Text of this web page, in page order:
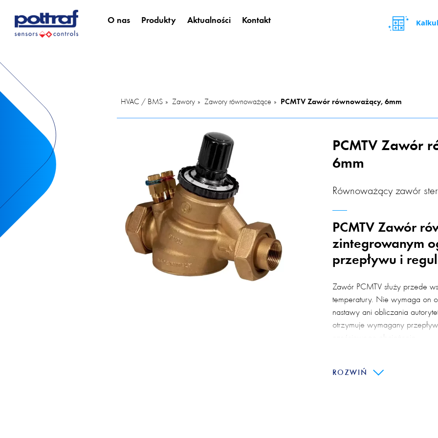
O nas Produkty Aktualności Kontakt
HVAC / BMS Zawory Zawory równoważące PCMTV Zawór równoważący, 6mm
PCMTV Zawór
6mm
Równoważący zawór
PCMTV Zawór
zintegrowanym
przepływu i
Zawór PCMTV służy przede
temperatury. Nie wymaga on
nastawy ani obliczania
otrzymuje wymagany
częściowego obciążenia.
montaż w małych
ROZWIŃ